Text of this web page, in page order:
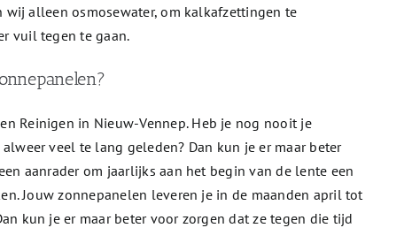
alleen osmosewater, om kalkafzettingen te
vuil tegen te gaan.
Reinigen in Nieuw-Vennep. Heb je nog nooit je
veel te lang geleden? Dan kun je er maar beter
aanrader om jaarlijks aan het begin van de lente een
Jouw zonnepanelen leveren je in de maanden april tot
kun je er maar beter voor zorgen dat ze tegen die tijd